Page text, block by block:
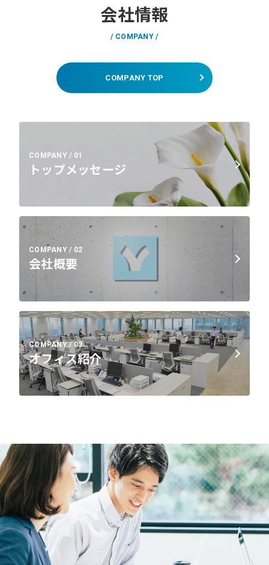
会社情報
COMPANY
COMPANY TOP
COMPANY / 01
トップメッセージ
COMPANY / 02
会社概要
COMPANY / 03
オフィス紹介